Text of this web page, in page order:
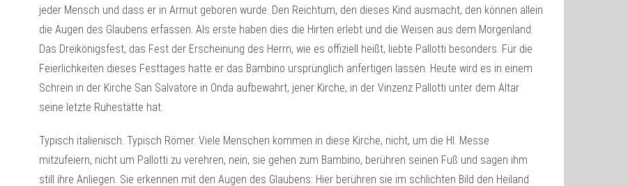
jeder Mensch und dass er in Armut geboren wurde. Den Reichtum, den dieses Kind ausmacht, den können allein
die Augen des Glaubens erfassen. Als erste haben dies die Hirten erlebt und die Weisen aus dem Morgenland.
Das Dreikönigsfest, das Fest der Erscheinung des Herrn, wie es offiziell heißt, liebte Pallotti besonders. Für die
Feierlichkeiten dieses Festtages hatte er das Bambino ursprünglich anfertigen lassen. Heute wird es in einem
Schrein in der Kirche San Salvatore in Onda aufbewahrt, jener Kirche, in der Vinzenz Pallotti unter dem Altar
seine letzte Ruhestätte hat.
Typisch italienisch. Typisch Römer. Viele Menschen kommen in diese Kirche, nicht, um die Hl. Messe
mitzufeiern, nicht um Pallotti zu verehren, nein, sie gehen zum Bambino, berühren seinen Fuß und sagen ihm
still ihre Anliegen. Sie erkennen mit den Augen des Glaubens: Hier berühren sie im schlichten Bild den Heiland